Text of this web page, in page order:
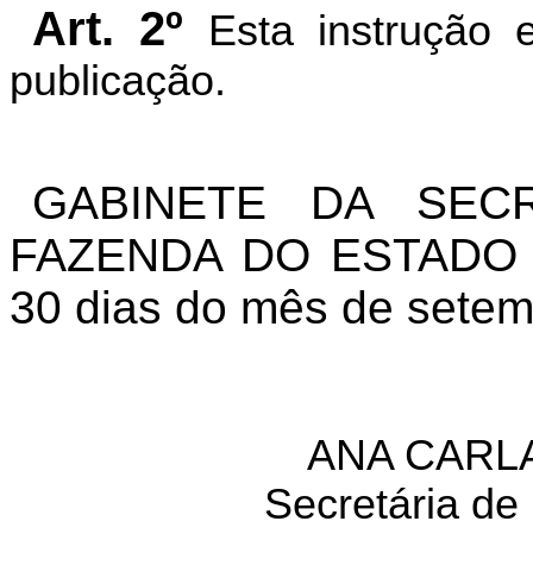
Art. 2º
Esta instrução
publicação.
GABINETE DA
FAZENDA DO
30 dias do mês de
ANA
Secretária